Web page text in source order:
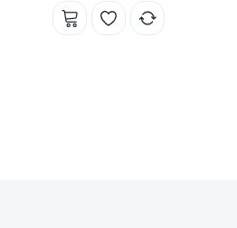
თავსახურით (ჩანი) NOVA